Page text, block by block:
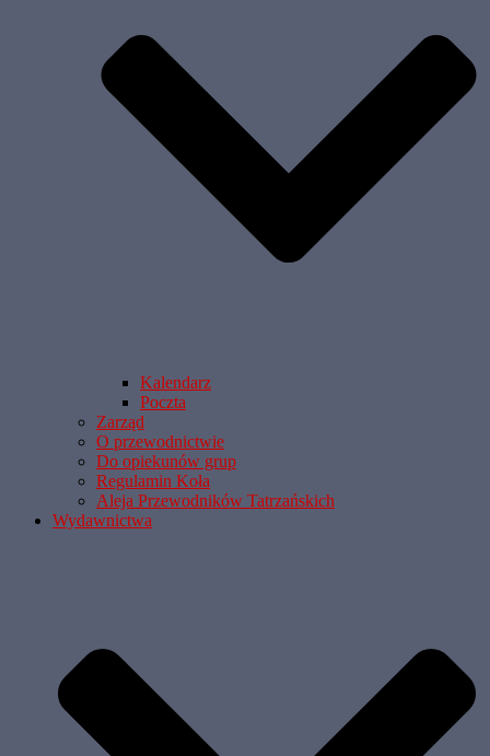
Kalendarz
Poczta
Zarząd
O przewodnictwie
Do opiekunów grup
Regulamin Koła
Aleja Przewodników Tatrzańskich
Wydawnictwa